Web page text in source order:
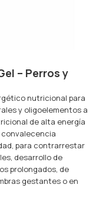
– Perros y
nutricional para
y oligoelementos a
de alta energía
convalecencia
para contrarrestar
desarrollo de
prolongados, de
gestantes o en